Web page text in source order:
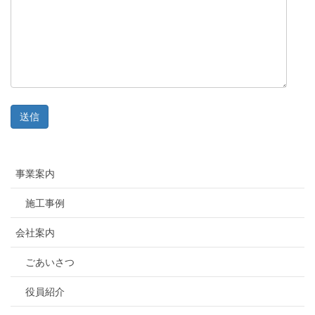
事業案内
施工事例
会社案内
ごあいさつ
役員紹介